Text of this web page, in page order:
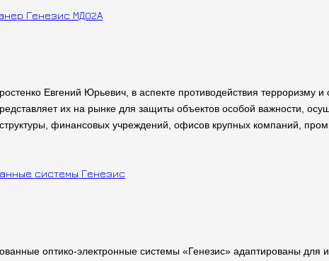
Евгений Юрьевич, в аспекте противодействия терроризму
их на рынке для защиты объектов особой важности,
финансовых учреждений, офисов крупных компаний,
оптико-электронные системы «Генезис» адаптированы для